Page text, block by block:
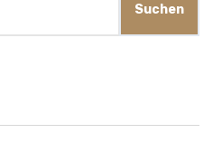
Suchen